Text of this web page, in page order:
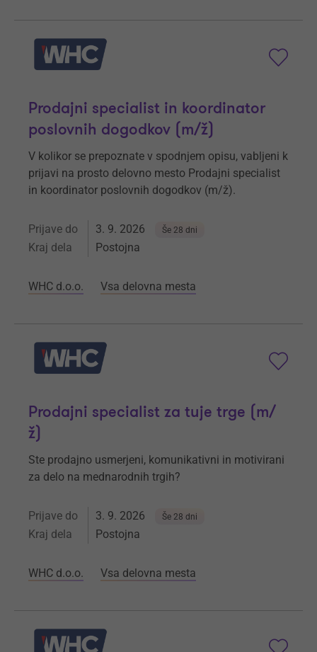
Prodajni specialist in koordinator
poslovnih dogodkov (m/ž)
V kolikor se prepoznate v spodnjem opisu, vabljeni k
prijavi na prosto delovno mesto Prodajni specialist
in koordinator poslovnih dogodkov (m/ž).
Prijave do 3. 9. 2026 Še 28 dni
Kraj dela Postojna
WHC d.o.o. Vsa delovna mesta
Prodajni specialist za tuje trge (m/
ž)
Ste prodajno usmerjeni, komunikativni in motivirani
za delo na mednarodnih trgih?
Prijave do 3. 9. 2026 Še 28 dni
Kraj dela Postojna
WHC d.o.o. Vsa delovna mesta